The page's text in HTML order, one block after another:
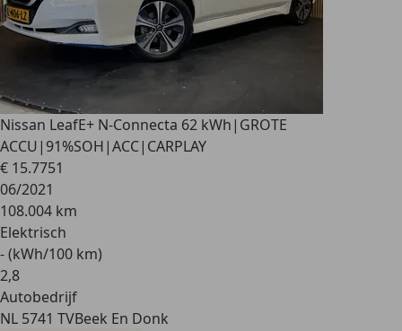
Nissan LeafE+ N-Connecta 62 kWh|GROTE
ACCU|91%SOH|ACC|CARPLAY
€ 15.7751
06/2021
108.004 km
Elektrisch
- (kWh/100 km)
2,8
Autobedrijf
NL 5741 TVBeek En Donk